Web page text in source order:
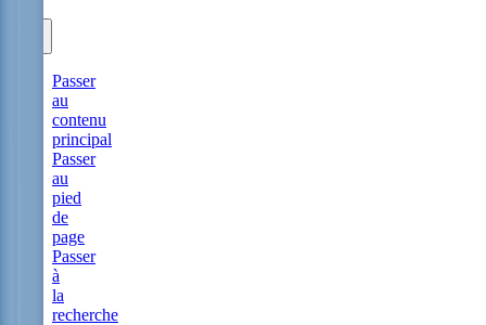
Passer
au
contenu
principal
Passer
au
pied
de
page
Passer
à
la
recherche